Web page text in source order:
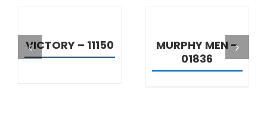
VICTORY – 11150
MURPHY MEN –
01836